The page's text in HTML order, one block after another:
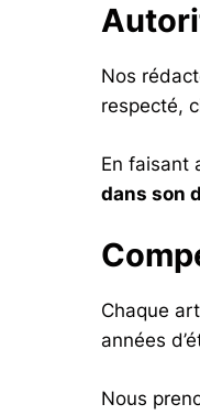
Nos
respecté,
En faisant
dans son
Chaque
années
Nous